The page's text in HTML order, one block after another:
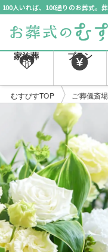
100人いれば、100通りのお葬式。
家族葬 プラン
むすびすTOP ご葬儀斎